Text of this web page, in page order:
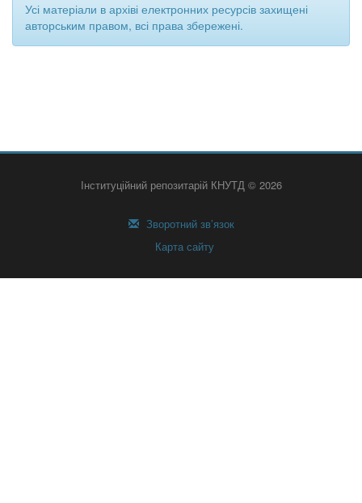
Усі матеріали в архіві електронних ресурсів захищені
авторським правом, всі права збережені.
Інституційний репозитарій КНУТД © 2026
Зворотний зв’язок
Карта сайту